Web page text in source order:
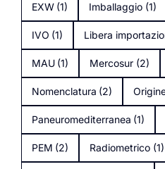
EXW (1) Imballaggio (1)
IVO (1) Libera
MAU (1) Mercosur (2)
Nomenclatura (2)
Paneuromediterranea (1)
PEM (2) Radiometrico (1)